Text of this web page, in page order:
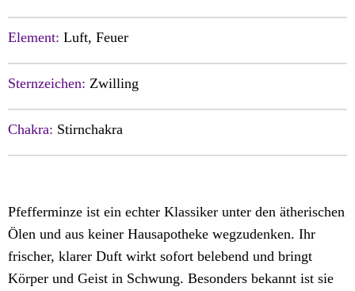
Element: Luft, Feuer
Sternzeichen: Zwilling
Chakra: Stirnchakra
Pfefferminze ist ein echter Klassiker unter den ätherischen
Ölen und aus keiner Hausapotheke wegzudenken. Ihr
frischer, klarer Duft wirkt sofort belebend und bringt
Körper und Geist in Schwung. Besonders bekannt ist sie